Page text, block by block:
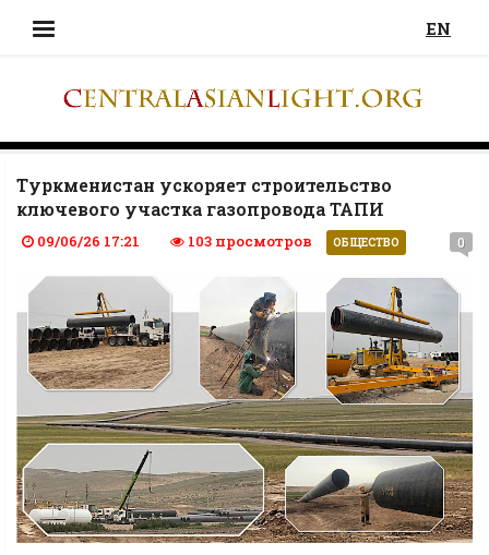
EN
Туркменистан ускоряет строительство
ключевого участка газопровода ТАПИ
09/06/26 17:21 103 просмотров ОБЩЕСТВО 0